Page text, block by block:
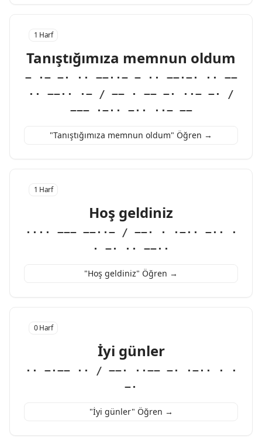
1 Harf
Tanıştığımıza memnun oldum
− ·− −· ·· −−··− − ·· −−·−· ·· −−
·· −−·· ·− / −− · −− −· ··− −· /
−−− ·−·· −·· ··− −−
"Tanıştığımıza memnun oldum" Öğren →
1 Harf
Hoş geldiniz
···· −−− −−··− / −−· · ·−·· −·· ·
· −· ·· −−··
"Hoş geldiniz" Öğren →
0 Harf
İyi günler
·· −·−− ·· / −−· ··−− −· ·−·· · ·
−·
"İyi günler" Öğren →